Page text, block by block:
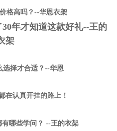
格高吗？--华恩衣架
年才知道这款好礼--王的
架
选择才合适？--华恩
在认真开挂的路上！
哪些学问？ --王的衣架